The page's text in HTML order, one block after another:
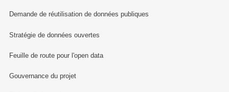
Demande de réutilisation de données publiques
Stratégie de données ouvertes
Feuille de route pour l'open data
Gouvernance du projet